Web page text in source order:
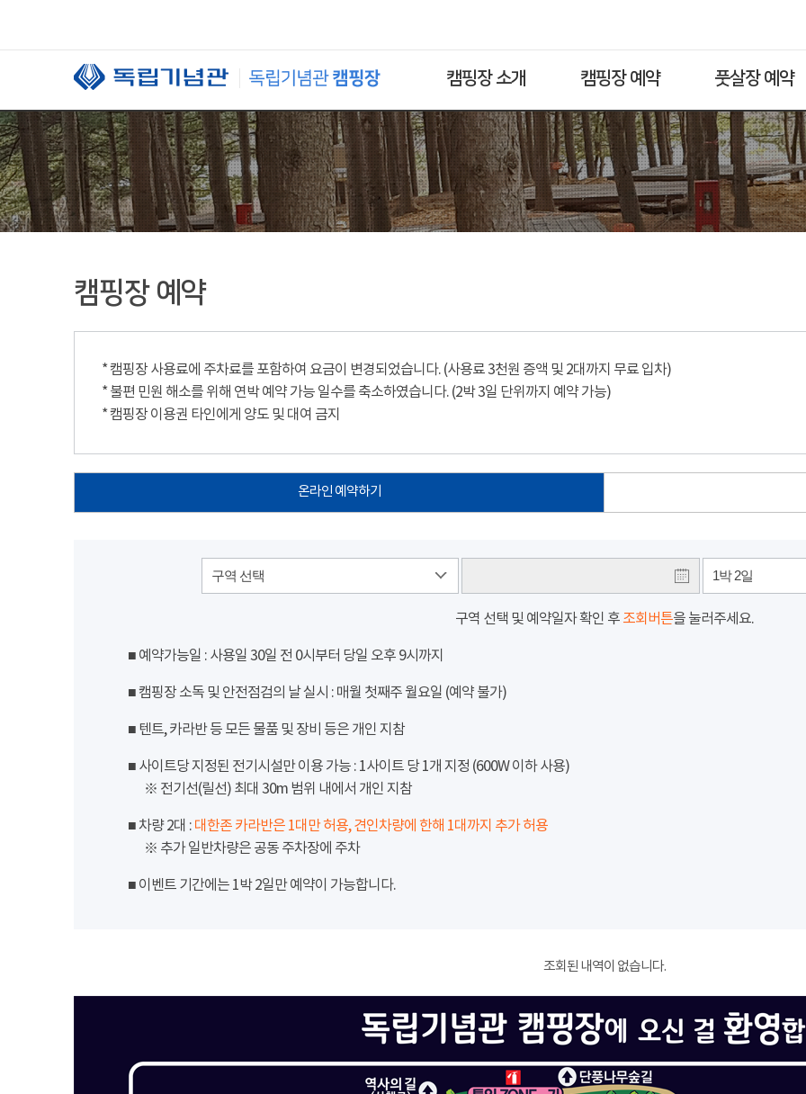
캠핑장 소개 캠핑장 예약 풋살장 예약
캠핑장 예약
* 캠핑장 사용료에 주차료를 포함하여 요금이 변경되었습니다. (사용료 3천원 증액 및 2대까지 무료 입차)
* 불편 민원 해소를 위해 연박 예약 가능 일수를 축소하였습니다. (2박 3일 단위까지 예약 가능)
* 캠핑장 이용권 타인에게 양도 및 대여 금지
온라인 예약하기
구역 선택 1박 2일
구역 선택 및 예약일자 확인 후 조회버튼을 눌러주세요.
■ 예약가능일 : 사용일 30일 전 0시부터 당일 오후 9시까지
■ 캠핑장 소독 및 안전점검의 날 실시 : 매월 첫째주 월요일 (예약 불가)
■ 텐트, 카라반 등 모든 물품 및 장비 등은 개인 지참
■ 사이트당 지정된 전기시설만 이용 가능 : 1사이트 당 1개 지정 (600W 이하 사용)
※ 전기선(릴선) 최대 30m 범위 내에서 개인 지참
■ 차량 2대 : 대한존 카라반은 1대만 허용, 견인차량에 한해 1대까지 추가 허용
※ 추가 일반차량은 공동 주차장에 주차
■ 이벤트 기간에는 1박 2일만 예약이 가능합니다.
조회된 내역이 없습니다.